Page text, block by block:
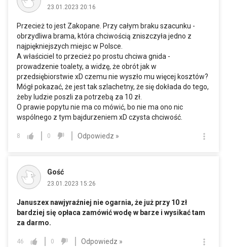
23.01.2023 20:16
Przecież to jest Zakopane. Przy całym braku szacunku -
obrzydliwa brama, która chciwością zniszczyła jedno z
najpiękniejszych miejsc w Polsce.
A właściciel to przecież po prostu chciwa gnida -
prowadzenie toalety, a widzę, że obrót jak w
przedsiębiorstwie xD czemu nie wyszło mu więcej kosztów?
Mógł pokazać, że jest tak szlachetny, że się dokłada do tego,
żeby ludzie poszli za potrzebą za 10 zł.
O prawie popytu nie ma co mówić, bo nie ma ono nic
wspólnego z tym bajdurzeniem xD czysta chciwość.
8 0 Odpowiedz »
Gość
23.01.2023 15:26
Januszex nawjyraźniej nie ogarnia, że już przy 10 zł
bardziej się opłaca zamówić wodę w barze i wysikać tam
za darmo.
46 0 Odpowiedz »